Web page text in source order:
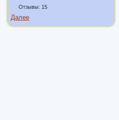
Отзывы: 15
Далее